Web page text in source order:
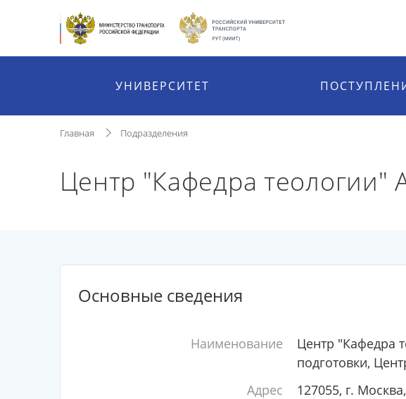
УНИВЕРСИТЕТ
Главная Подразделения
Центр "Кафедра теологии"
Основные сведения
Наименование
Центр "Кафедра
подготовки,
Адрес
127055, г.